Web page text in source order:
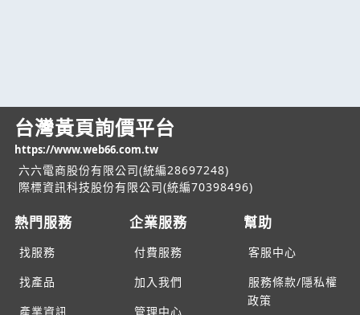
台灣黃頁詢價平台
https://www.web66.com.tw
六六電商股份有限公司(統編28697248)
際標資訊科技股份有限公司(統編70398496)
熱門服務
找服務
找產品
產業資訊
企業服務
付費服務
加入我們
管理中心
幫助
客服中心
服務條款/隱私權
政策